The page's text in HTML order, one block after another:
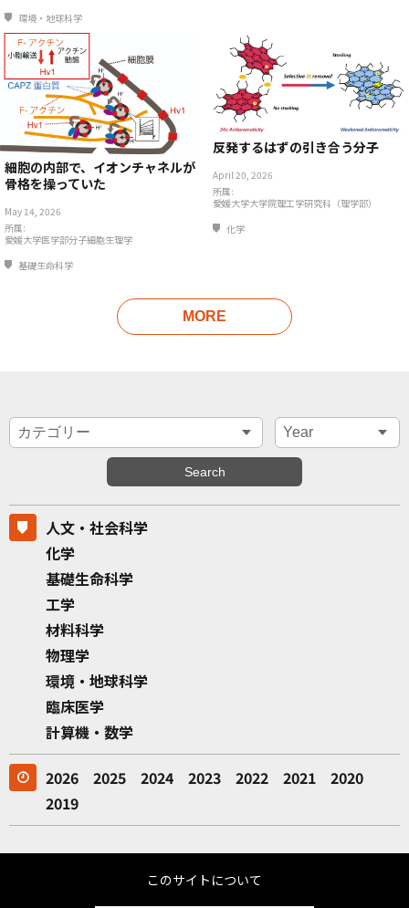
環境・地球科学
細胞の内部で、イオンチャネルが
骨格を操っていた
May 14, 2026
所属:
愛媛大学医学部分子細胞生理学
基礎生命科学
反発するはずの引き合う分子
April 20, 2026
所属:
愛媛大学大学院理工学研究科（理学部）
化学
MORE
人文・社会科学
化学
基礎生命科学
工学
材料科学
物理学
環境・地球科学
臨床医学
計算機・数学
2026 2025 2024 2023 2022 2021
2020
2019
このサイトについて